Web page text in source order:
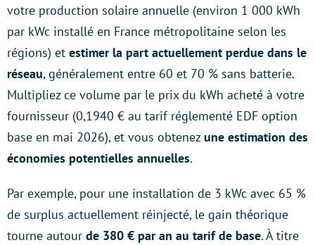
votre production solaire annuelle (environ 1 000 kWh
par kWc installé en France métropolitaine selon les
régions) et estimer la part actuellement perdue dans le
réseau, généralement entre 60 et 70 % sans batterie.
Multipliez ce volume par le prix du kWh acheté à votre
fournisseur (0,1940 € au tarif réglementé EDF option
base en mai 2026), et vous obtenez une estimation des
économies potentielles annuelles.
Par exemple, pour une installation de 3 kWc avec 65 %
de surplus actuellement réinjecté, le gain théorique
tourne autour de 380 € par an au tarif de base. À titre